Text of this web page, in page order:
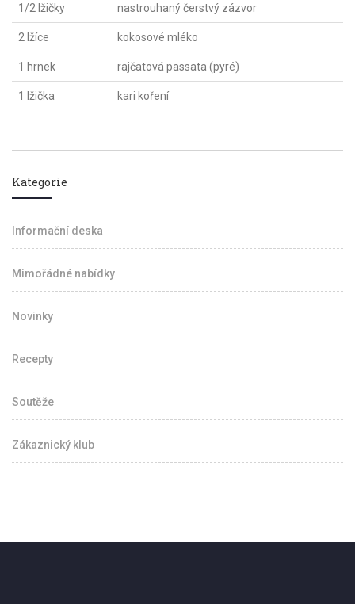
1/2 lžičky nastrouhaný čerstvý zázvor
2 lžíce kokosové mléko
1 hrnek rajčatová passata (pyré)
1 lžička kari koření
Kategorie
Informační deska
Mimořádné nabídky
Novinky
Recepty
Soutěže
Zákaznický klub